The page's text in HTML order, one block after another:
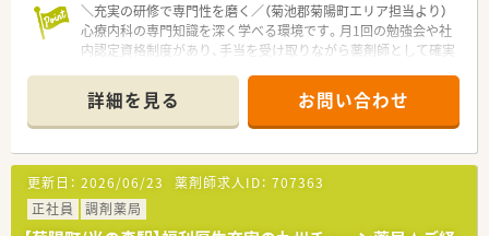
＼充実の研修で専門性を磨く／（菊池郡菊陽町エリア担当より）
心療内科の専門知識を深く学べる環境です。月1回の勉強会や社
内認定資格制度があり、手当を受け取りながら薬剤師として確実
【店舗情報と応需状況について】
■最寄り駅から徒歩で7分ほどの好立地にあり、近隣にショッピ
ングモールがあるため仕事帰りの買い物にも大変便利です。
■主に心療内科の処方箋を応需しており、1日あたりの受付枚数
は50枚から60枚程度と比較的落ち着いた環境です。
■処方箋に対して薬剤師は常時2名体制で対応しており、一人ひ
とりの患者様に対して丁寧に向き合うことが可能です。
詳細を見る お問い合わせ
更新日： 2026/06/23 薬剤師求人ID： 707363
正社員
調剤薬局